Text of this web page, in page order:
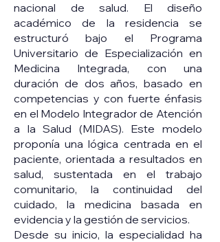
nacional de salud. El diseño
académico de la residencia se
estructuró bajo el Programa
Universitario de Especialización en
Medicina Integrada, con una
duración de dos años, basado en
competencias y con fuerte énfasis
en el Modelo Integrador de Atención
a la Salud (MIDAS). Este modelo
proponía una lógica centrada en el
paciente, orientada a resultados en
salud, sustentada en el trabajo
comunitario, la continuidad del
cuidado, la medicina basada en
evidencia y la gestión de servicios.
Desde su inicio, la especialidad ha